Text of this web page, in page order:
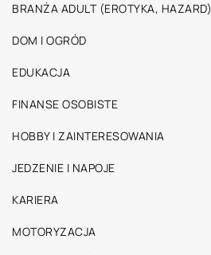
BRANŻA ADULT (EROTYKA, HAZARD)
DOM I OGRÓD
EDUKACJA
FINANSE OSOBISTE
HOBBY I ZAINTERESOWANIA
JEDZENIE I NAPOJE
KARIERA
MOTORYZACJA